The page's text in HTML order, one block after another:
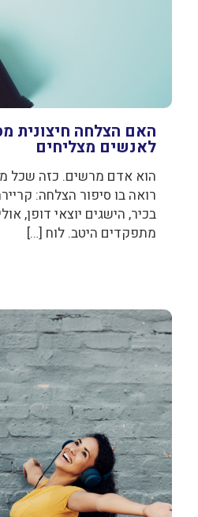
האם הצלחה חיצונית
לאנשים מצליחים
הוא אדם מרשים. כזה שכל
רואה בו סיפור הצלחה:
בכיר, הישגים יוצאי דופן,
מתפקדים היטב. לוח […]